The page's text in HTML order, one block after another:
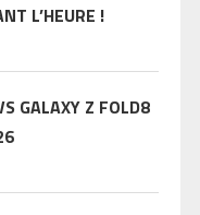
L’HEURE !
GALAXY Z FOLD8